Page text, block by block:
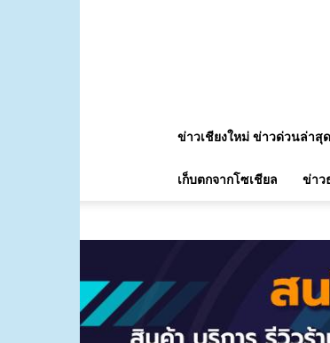
ข่าวเชียงใหม่ ข่าวด่วนล่าสุด
เก็บตกจากโซเชียล ข่าว